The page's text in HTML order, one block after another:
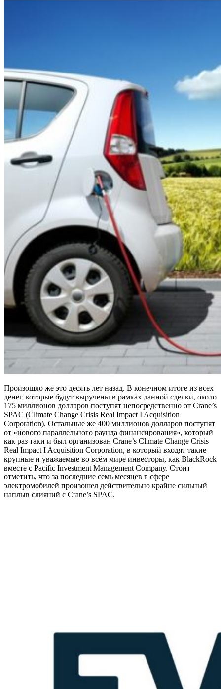
Произошло же это десять лет назад. В конечном итоге из всех
денег, которые будут выручены в рамках данной сделки, около
175 миллионов долларов поступят непосредственно от Crane’s
SPAC (Climate Change Crisis Real Impact I Acquisition
Corporation). Остальные же 400 миллионов долларов поступят
от «нового параллельного раунда финансирования», который
как раз таки и был организован Crane’s Climate Change Crisis
Real Impact I Acquisition Corporation, в который входят такие
крупные и уважаемые во всём мире инвесторы, как BlackRock
вместе с Pacific Investment Management Company. Стоит
отметить, что за последние семь месяцев в сфере
электромобилей произошел действительно крайне сильный
наплыв слияний с Crane’s SPAC.